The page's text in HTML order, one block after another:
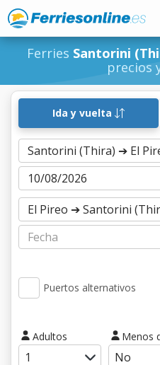
Ferries Santorini
precios
Ida y vuelta
Puertos alternativos
Adultos Menos